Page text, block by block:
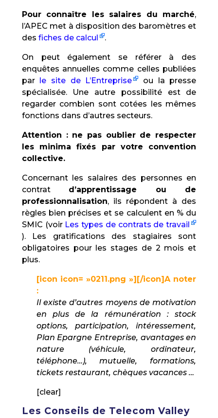
Pour connaître les salaires du marché,
l’APEC met à disposition des baromètres et
des fiches de calcul .
On peut également se référer à des
enquêtes annuelles comme celles publiées
par le site de L’Entreprise
ou la presse
spécialisée. Une autre possibilité est de
regarder combien sont cotées les mêmes
fonctions dans d’autres secteurs.
Attention : ne pas oublier de respecter
les minima fixés par votre convention
collective.
Concernant les salaires des personnes en
contrat d’apprentissage ou de
professionnalisation, ils répondent à des
règles bien précises et se calculent en % du
SMIC (voir Les types de contrats de travail
). Les gratifications des stagiaires sont
obligatoires pour les stages de 2 mois et
plus.
[icon icon= »0211.png »][/icon]A noter
:
Il existe d’autres moyens de motivation
en plus de la rémunération : stock
options, participation, intéressement,
Plan Epargne Entreprise, avantages en
nature (véhicule, ordinateur,
téléphone…), mutuelle, formations,
tickets restaurant, chèques vacances …
[clear]
Les Conseils de Telecom Valley